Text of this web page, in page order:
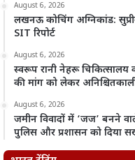
August 6, 2026
लखनऊ कोचिंग अग्निकांड:
SIT रिपोर्ट
August 6, 2026
स्वरूप रानी नेहरू चिकित्सालय
की मांग को लेकर
August 6, 2026
जमीन विवादों में ‘जज’ बनने
पुलिस और प्रशासन को दिया